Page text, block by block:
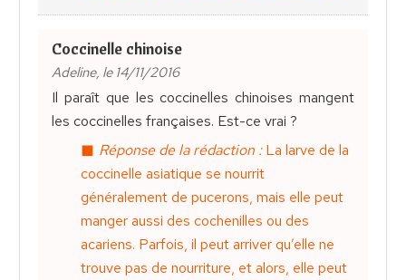
Coccinelle chinoise
Adeline, le 14/11/2016
Il paraît que les coccinelles chinoises mangent
les coccinelles françaises. Est-ce vrai ?
Réponse de la rédaction :La larve de la
coccinelle asiatique se nourrit
généralement de pucerons, mais elle peut
manger aussi des cochenilles ou des
acariens. Parfois, il peut arriver qu’elle ne
trouve pas de nourriture, et alors, elle peut